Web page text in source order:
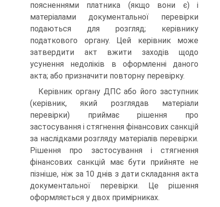
поясненнями платника (якщо вони є) і
матеріалами документальної перевірки
подаються для розгляд; керівнику
податкового органу. Цей керівник може
затвердити акт вжити заходів щодо
усунення недоліків в оформленні даного
акта; або призначити повторну перевірку.
Керівник органу ДПС або його заступник
(керівник, який розглядав матеріали
перевірки) приймає рішення про
застосування і стягнення фінансових санкцій
за наслідками розгляду матеріалів перевірки.
Рішення про застосування і стягнення
фінансових санкцій має бути прийняте не
пізніше, ніж за 10 днів з дати складання акта
документальної перевірки. Це рішення
оформляється у двох примірниках.